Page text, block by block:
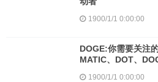
1900/1/1 0:00:00
DOGE:你需要关注
MATIC、DOT、
1900/1/1 0:00:00